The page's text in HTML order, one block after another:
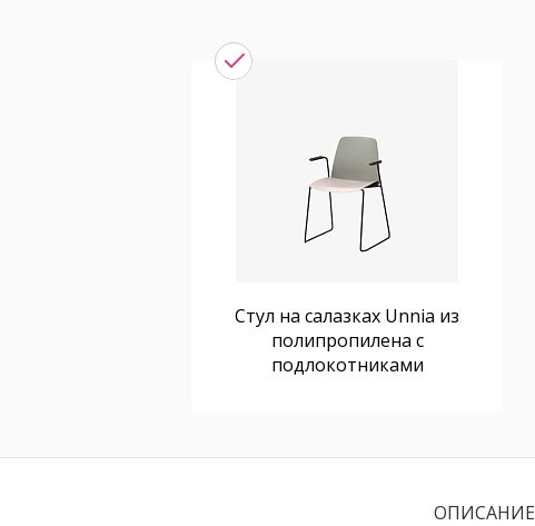
Стул на салазках Unnia из
полипропилена с
подлокотниками
ОПИСАНИЕ